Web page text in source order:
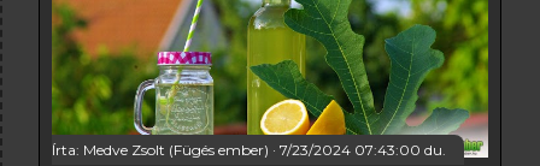
Írta: Medve Zsolt (Fügés ember) 7/23/2024 07:43:00 du.